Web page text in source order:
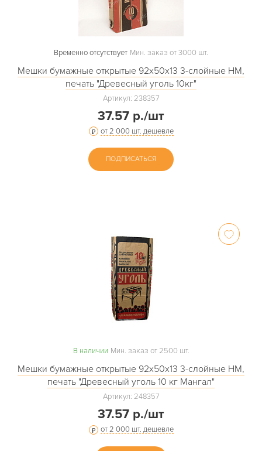
Временно отсутствует Мин. заказ от 3000 шт.
Мешки бумажные открытые 92х50х13 3-слойные НМ,
печать "Древесный уголь 10кг"
Артикул: 238357
37.57 р./шт
от 2 000 шт. дешевле
ПОДПИСАТЬСЯ
В наличии Мин. заказ от 2500 шт.
Мешки бумажные открытые 92х50х13 3-слойные НМ,
печать "Древесный уголь 10 кг Мангал"
Артикул: 248357
37.57 р./шт
от 2 000 шт. дешевле